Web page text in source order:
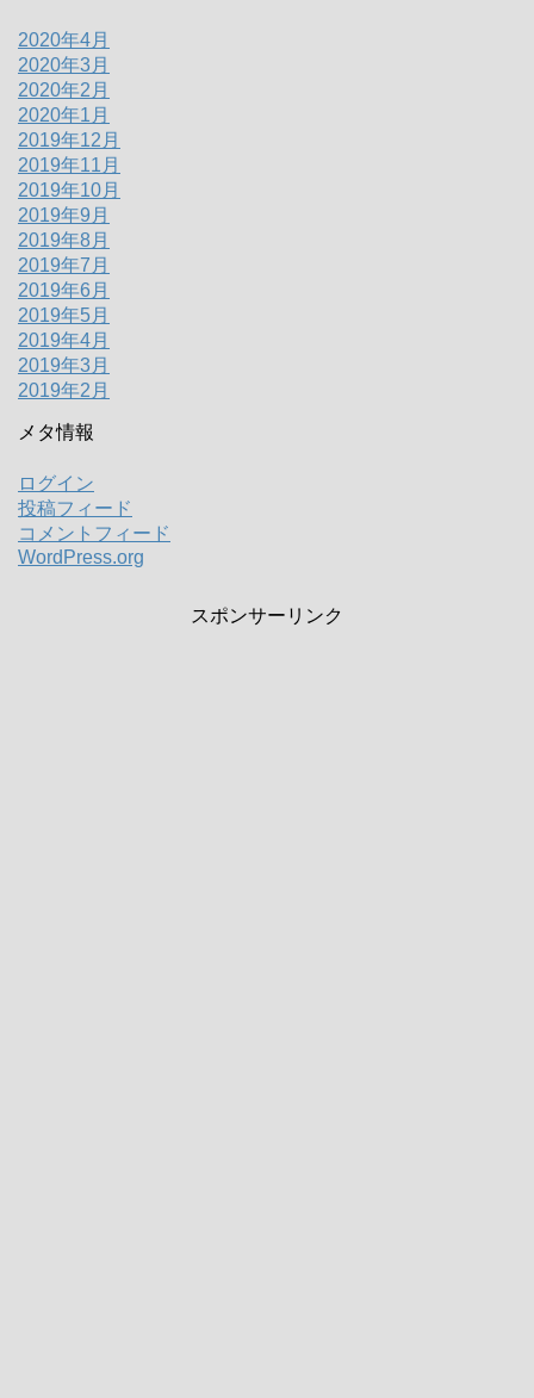
2020年4月
2020年3月
2020年2月
2020年1月
2019年12月
2019年11月
2019年10月
2019年9月
2019年8月
2019年7月
2019年6月
2019年5月
2019年4月
2019年3月
2019年2月
メタ情報
ログイン
投稿フィード
コメントフィード
WordPress.org
スポンサーリンク